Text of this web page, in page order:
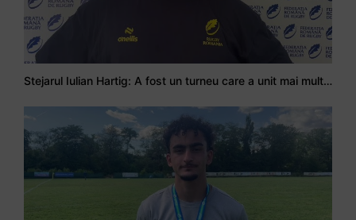
Stejarul Iulian Hartig: A fost un turneu care a unit mai mult echipa